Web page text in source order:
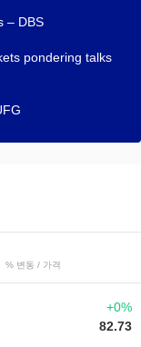
– DBS
pondering talks
% 변동 / 가격
+0%
82.73